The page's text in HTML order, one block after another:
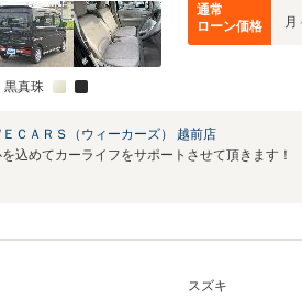
黒真珠
通常
ローン価格
月
ＥＣＡＲＳ（ウィーカーズ） 越前店
込めてカーライフをサポートさせて頂きます！
スズキ